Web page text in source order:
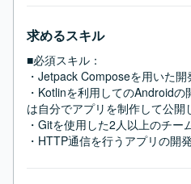
求めるスキル
■必須スキル：
・Jetpack Composeを用いた
・Kotlinを利用してのAndroid
は自分でアプリを制作して公開
・Gitを使用した2人以上のチー
・HTTP通信を行うアプリの開